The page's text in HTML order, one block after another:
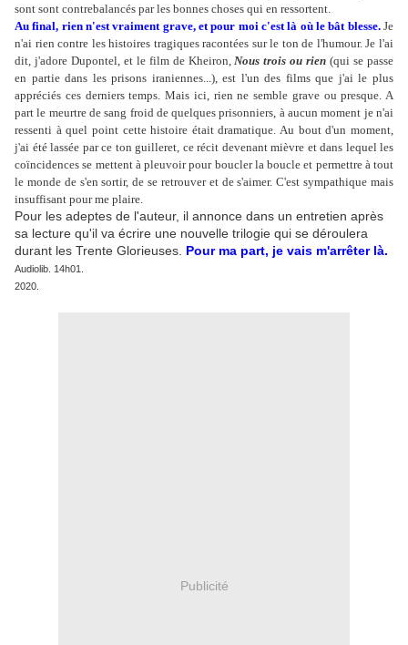
sont sont contrebalancés par les bonnes choses qui en ressortent.
Au final, rien n'est vraiment grave, et pour moi c'est là où le bât blesse. Je
n'ai rien contre les histoires tragiques racontées sur le ton de l'humour. Je l'ai
dit, j'adore Dupontel, et le film de Kheiron,Nous trois ou rien (qui se passe
en partie dans les prisons iraniennes...), est l'un des films que j'ai le plus
appréciés ces derniers temps. Mais ici, rien ne semble grave ou presque. A
part le meurtre de sang froid de quelques prisonniers, à aucun moment je n'ai
ressenti à quel point cette histoire était dramatique. Au bout d'un moment,
j'ai été lassée par ce ton guilleret, ce récit devenant mièvre et dans lequel les
coïncidences se mettent à pleuvoir pour boucler la boucle et permettre à tout
le monde de s'en sortir, de se retrouver et de s'aimer. C'est sympathique mais
insuffisant pour me plaire.
Pour les adeptes de l'auteur, il annonce dans un entretien après
sa lecture qu'il va écrire une nouvelle trilogie qui se déroulera
durant les Trente Glorieuses. Pour ma part, je vais m'arrêter là.
Audiolib. 14h01.
2020.
Publicité